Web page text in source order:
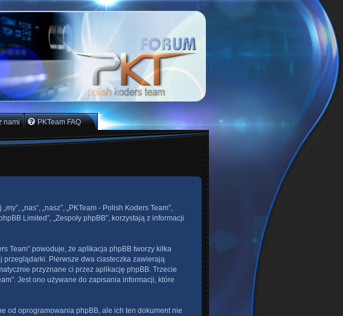
nami PKTeam FAQ
„nas”, „nasz”, „PKTeam - Polish Koders Team”,
Limited”, „Zespoły phpBB”, korzystają z informacji
Team” powoduje, że aplikacja phpBB tworzy kilka
przeglądarki. Pierwsze dwa ciasteczka zawierają
przyznane ci przez aplikację phpBB. Trzecie
Jest ono używane do zapisania informacji, które
od oprogramowania phpBB, ale ich ten dokument nie